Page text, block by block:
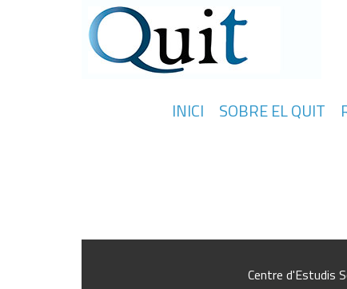
INICI SOBRE EL QUIT
Centre d'Estudis